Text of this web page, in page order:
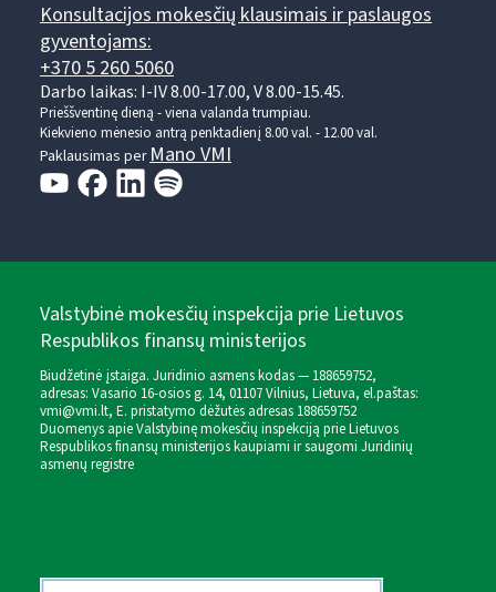
Konsultacijos mokesčių klausimais ir paslaugos
gyventojams:
+370 5 260 5060
Darbo laikas: I-IV 8.00-17.00, V 8.00-15.45.
Prieššventinę dieną - viena valanda trumpiau.
Kiekvieno mėnesio antrą penktadienį 8.00 val. - 12.00 val.
Paklausimas perMano VMI
Valstybinė mokesčių inspekcija prie Lietuvos
Respublikos finansų ministerijos
Biudžetinė įstaiga. Juridinio asmens kodas — 188659752,
adresas: Vasario 16-osios g. 14, 01107 Vilnius, Lietuva, el.paštas:
vmi@vmi.lt, E. pristatymo dėžutės adresas 188659752
Duomenys apie Valstybinę mokesčių inspekciją prie Lietuvos
Respublikos finansų ministerijos kaupiami ir saugomi Juridinių
asmenų registre